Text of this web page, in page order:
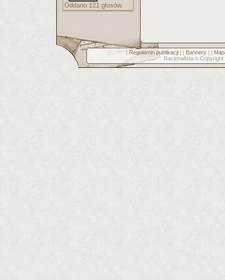
Oddano 121 głosów.
[ Regulamin publikacji] [ Bannery] [
Racjonalista © Copyright